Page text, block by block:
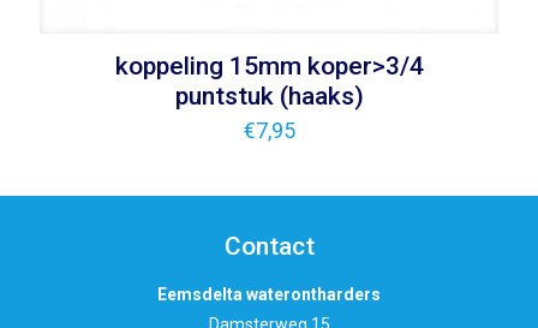
koppeling 15mm koper>3/4
puntstuk (haaks)
€7,95
Contact
Eemsdelta waterontharders